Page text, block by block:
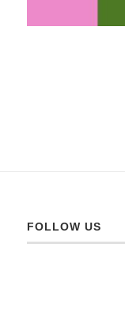
FOLLOW US